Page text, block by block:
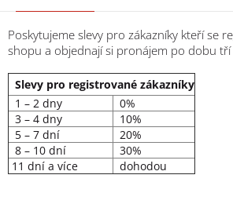
Poskytujeme slevy pro zákazníky kteří se
shopu a objednají si pronájem po dobu tří
Slevy pro registrované zákazníky
1 – 2 dny
0%
3 – 4 dny
10%
5 – 7 dní
20%
8 – 10 dní
30%
11 dní a více
dohodou